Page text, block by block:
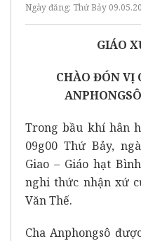
Ngày đăng: Thứ Bảy
GIÁO
CHÀO ĐÓN VỊ
Trong bầu khí hân
09g00 Thứ Bảy,
Giao – Giáo hạt
nghi thức nhận xứ
Văn Thế.
Cha Anphongsô